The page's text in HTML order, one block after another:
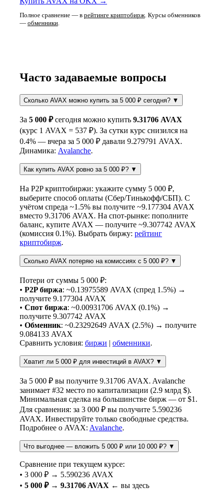
Полное сравнение — в рейтинге криптобирж. Курсы обменников
— обменники.
Часто задаваемые вопросы
Сколько AVAX можно купить за 5 000 ₽ сегодня? ▼
За 5 000 ₽сегодня можно купить 9.31706 AVAX
(курс 1 AVAX = 537 ₽). За сутки курс снизился на
0.4% — вчера за 5 000 ₽ давали 9.279791 AVAX.
Динамика: Avalanche.
Как купить AVAX ровно за 5 000 ₽? ▼
На P2P криптобиржи: укажите сумму 5 000 ₽,
выберите способ оплаты (Сбер/Тинькофф/СБП). С
учётом спреда ~1.5% вы получите ~9.177304 AVAX
вместо 9.31706 AVAX. На спот-рынке: пополните
баланс, купите AVAX — получите ~9.307742 AVAX
(комиссия 0.1%). Выбрать биржу: рейтинг
криптобирж.
Сколько AVAX потеряю на комиссиях с 5 000 ₽? ▼
Потери от суммы 5 000 ₽:
• P2P биржа: ~0.13975589 AVAX (спред 1.5%) →
получите 9.177304 AVAX
• Спот биржа: ~0.00931706 AVAX (0.1%) →
получите 9.307742 AVAX
• Обменник: ~0.23292649 AVAX (2.5%) → получите
9.084133 AVAX
Сравнить условия: биржи | обменники.
Хватит ли 5 000 ₽ для инвестиций в AVAX? ▼
За 5 000 ₽ вы получите 9.31706 AVAX. Avalanche
занимает #32 место по капитализации (2.9 млрд $).
Минимальная сделка на большинстве бирж — от $1.
Для сравнения: за 3 000 ₽ вы получите 5.590236
AVAX. Инвестируйте только свободные средства.
Подробнее о AVAX: Avalanche.
Что выгоднее — вложить 5 000 ₽ или 10 000 ₽? ▼
Сравнение при текущем курсе:
• 3 000 ₽ → 5.590236 AVAX
• 5 000 ₽ → 9.31706 AVAX ← вы здесь